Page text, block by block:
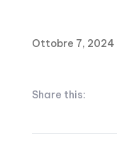
Ottobre 7, 2024
Share this: